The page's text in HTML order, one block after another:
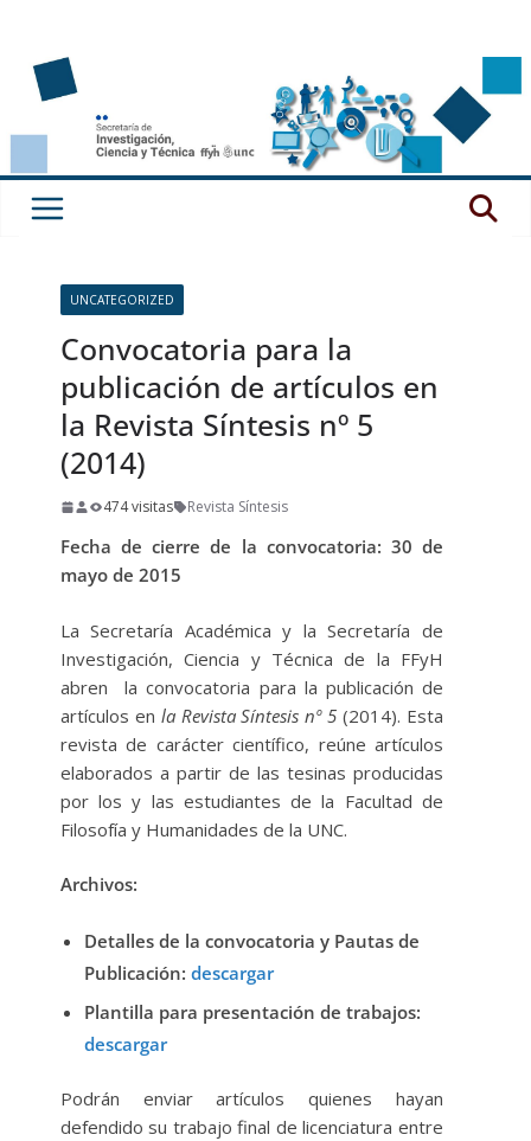
contenido
UNCATEGORIZED
Convocatoria para la
publicación de artículos en
la Revista Síntesis nº 5
(2014)
474 visitas Revista Síntesis
Fecha de cierre de la convocatoria: 30 de
mayo de 2015
La Secretaría Académica y la Secretaría de
Investigación, Ciencia y Técnica de la FFyH
abren la convocatoria para la publicación de
artículos en la Revista Síntesis nº 5(2014). Esta
revista de carácter científico, reúne artículos
elaborados a partir de las tesinas producidas
por los y las estudiantes de la Facultad de
Filosofía y Humanidades de la UNC.
Archivos:
Detalles de la convocatoria y Pautas de
Publicación: descargar
Plantilla para presentación de trabajos:
descargar
Podrán enviar artículos quienes hayan
defendido su trabajo final de licenciatura entre